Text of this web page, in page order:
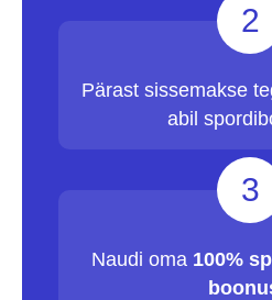
2
Pärast sissemakse
abil
3
Naudi oma 100%